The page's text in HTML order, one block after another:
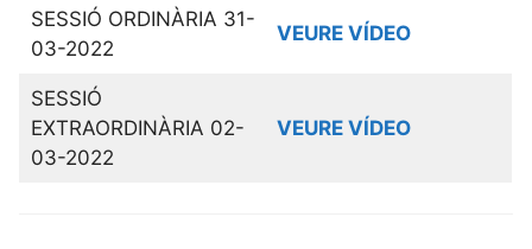
SESSIÓ ORDINÀRIA 31-
03-2022
VEURE VÍDEO
SESSIÓ
EXTRAORDINÀRIA 02-
03-2022
VEURE VÍDEO